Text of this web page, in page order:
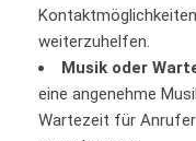
⁤weiterzuhelfen.
Musik oder⁤
eine angenehme
Wartezeit für